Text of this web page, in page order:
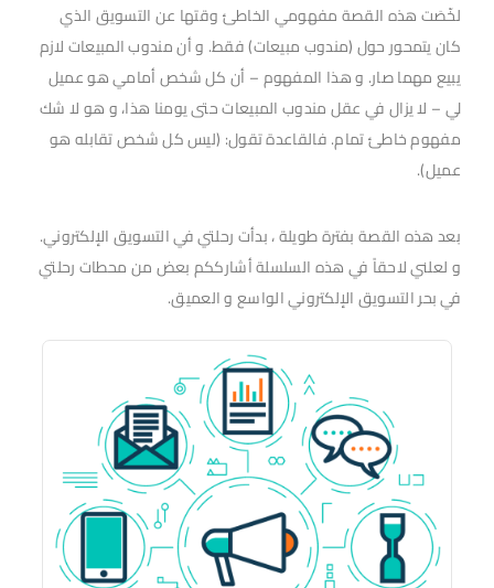
لخّصَت هذه القصة مفهومي الخاطئ وقتها عن التسويق الذي
كان يتمحور حول (مندوب مبيعات) فقط. و أن مندوب المبيعات لازم
يبيع مهما صار. و هذا المفهوم – أن كل شخص أمامي هو عميل
لي – لا يزال في عقل مندوب المبيعات حتى يومنا هذا، و هو لا شك
مفهوم خاطئ تمام. فالقاعدة تقول: (ليس كل شخص تقابله هو
عميل).
بعد هذه القصة بفترة طويلة ، بدأت رحلتي في التسويق الإلكتروني.
و لعلني لاحقاً في هذه السلسلة أشارككم بعض من محطات رحلتي
في بحر التسويق الإلكتروني الواسع و العميق.